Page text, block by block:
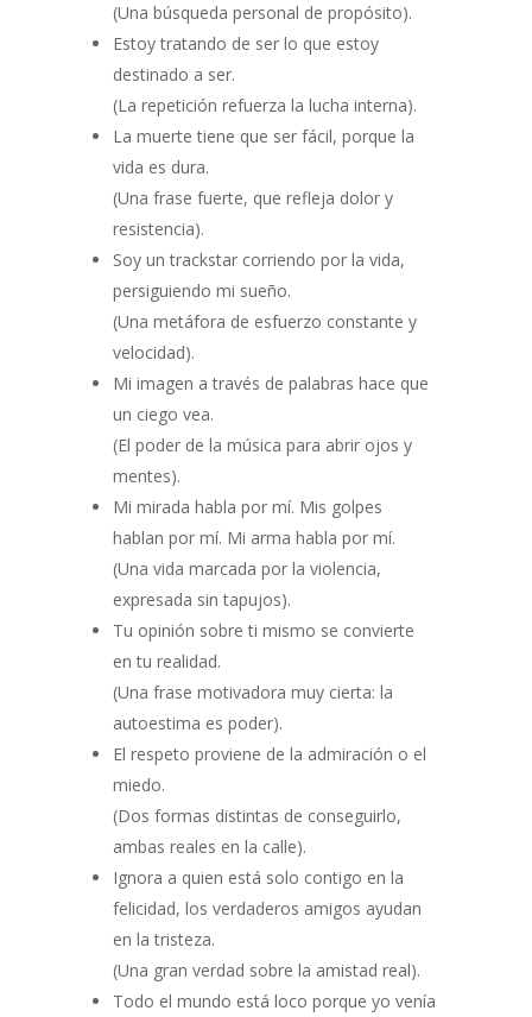
(Una búsqueda personal de propósito).
Estoy tratando de ser lo que estoy
destinado a ser.
(La repetición refuerza la lucha interna).
La muerte tiene que ser fácil, porque la
vida es dura.
(Una frase fuerte, que refleja dolor y
resistencia).
Soy un trackstar corriendo por la vida,
persiguiendo mi sueño.
(Una metáfora de esfuerzo constante y
velocidad).
Mi imagen a través de palabras hace que
un ciego vea.
(El poder de la música para abrir ojos y
mentes).
Mi mirada habla por mí. Mis golpes
hablan por mí. Mi arma habla por mí.
(Una vida marcada por la violencia,
expresada sin tapujos).
Tu opinión sobre ti mismo se convierte
en tu realidad.
(Una frase motivadora muy cierta: la
autoestima es poder).
El respeto proviene de la admiración o el
miedo.
(Dos formas distintas de conseguirlo,
ambas reales en la calle).
Ignora a quien está solo contigo en la
felicidad, los verdaderos amigos ayudan
en la tristeza.
(Una gran verdad sobre la amistad real).
Todo el mundo está loco porque yo venía